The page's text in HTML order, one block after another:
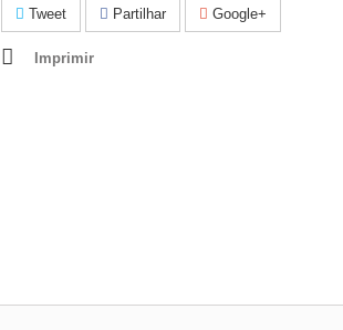
Tweet Partilhar Google+
Imprimir